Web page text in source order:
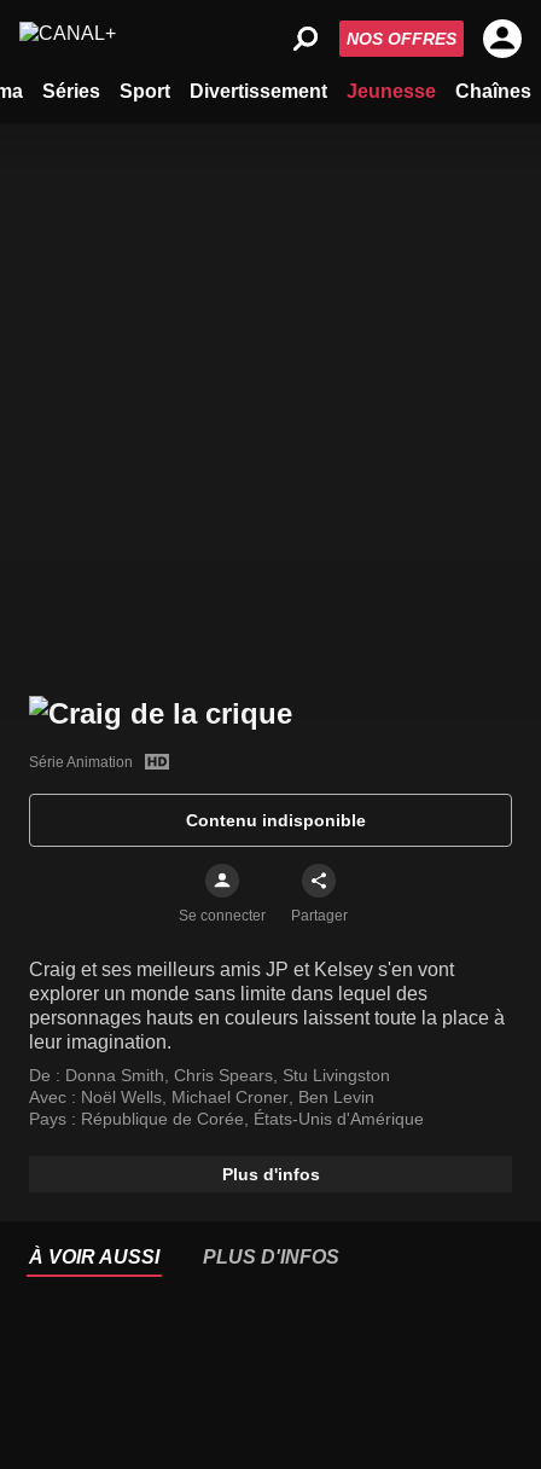
Séries Sport Divertissement Jeunesse Chaînes
NOS OFFRES
Série Animation
Contenu indisponible
Se connecter Partager
Craig et ses meilleurs amis JP et Kelsey s'en vont
explorer un monde sans limite dans lequel des
personnages hauts en couleurs laissent toute la place à
leur imagination.
De : Donna Smith, Chris Spears, Stu Livingston
Avec : Noël Wells, Michael Croner, Ben Levin
Pays : République de Corée, États-Unis d'Amérique
Plus d'infos
À VOIR AUSSI PLUS D'INFOS